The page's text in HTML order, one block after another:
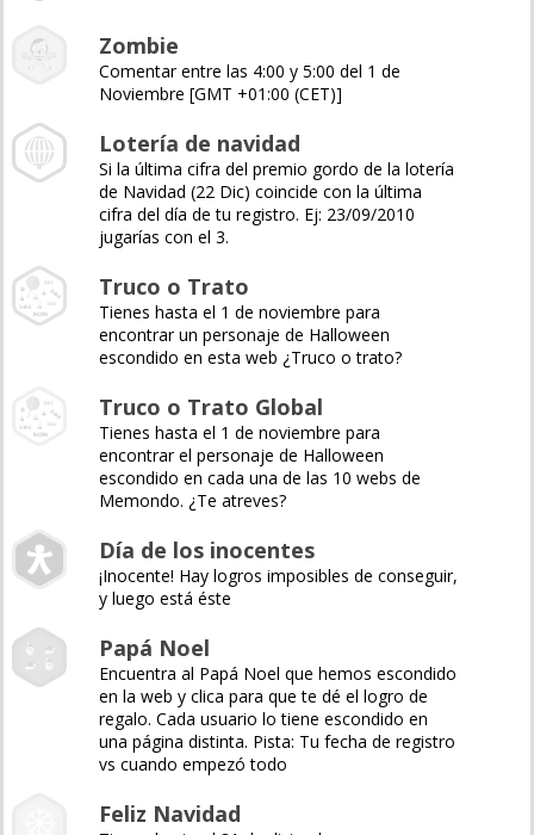
Zombie
Comentar entre las 4:00 y 5:00 del 1 de
Noviembre [GMT +01:00 (CET)]
Lotería de navidad
Si la última cifra del premio gordo de la lotería
de Navidad (22 Dic) coincide con la última
cifra del día de tu registro. Ej: 23/09/2010
jugarías con el 3.
Truco o Trato
Tienes hasta el 1 de noviembre para
encontrar un personaje de Halloween
escondido en esta web ¿Truco o trato?
Truco o Trato Global
Tienes hasta el 1 de noviembre para
encontrar el personaje de Halloween
escondido en cada una de las 10 webs de
Memondo. ¿Te atreves?
Día de los inocentes
¡Inocente! Hay logros imposibles de conseguir,
y luego está éste
Papá Noel
Encuentra al Papá Noel que hemos escondido
en la web y clica para que te dé el logro de
regalo. Cada usuario lo tiene escondido en
una página distinta. Pista: Tu fecha de registro
vs cuando empezó todo
Feliz Navidad